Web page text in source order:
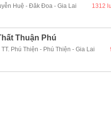
Huệ - Đăk Đoa - Gia Lai 1312
Thuận Phú
TT. Phú Thiện - Phú Thiện - Gia Lai